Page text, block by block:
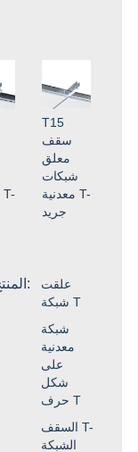
T15
سقف
معلق
شبكات
معدنية T-
جريد
المنتج الوسم:
علقت
شبكة T
شبكة
معدنية
على
شكل
حرف T
السقف T-
الشبكة